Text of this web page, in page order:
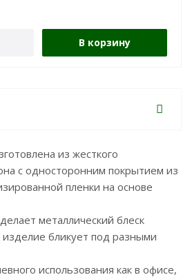
В корзину
из жесткого
с односторонним покрытием из
пленки на основе
металлический блеск
изделие бликует под разными
использования как в офисе,